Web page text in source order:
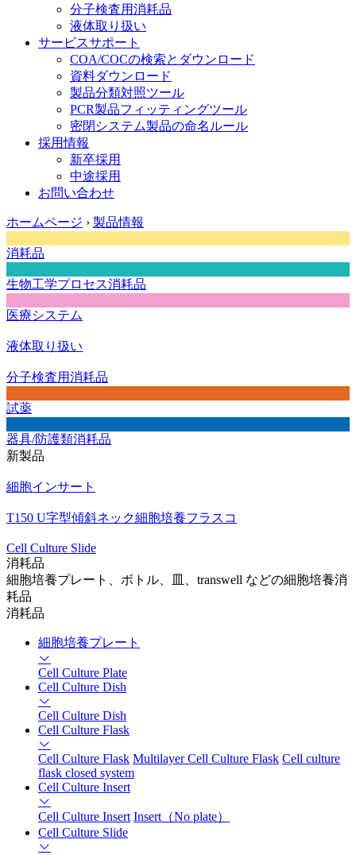
分子検査用消耗品
液体取り扱い
サービスサポート
COA/COCの検索とダウンロード
資料ダウンロード
製品分類対照ツール
PCR製品フィッティングツール
密閉システム製品の命名ルール
採用情報
新卒採用
中途採用
お問い合わせ
ホームページ › 製品情報
消耗品
生物工学プロセス消耗品
医療システム
液体取り扱い
分子検査用消耗品
試薬
器具/防護類消耗品
新製品
細胞インサート
T150 U字型傾斜ネック細胞培養フラスコ
Cell Culture Slide
消耗品
細胞培養プレート、ボトル、皿、transwell などの細胞培養消
耗品
消耗品
細胞培養プレート
Cell Culture Plate
Cell Culture Dish
Cell Culture Dish
Cell Culture Flask
Cell Culture Flask Multilayer Cell Culture Flask Cell culture
flask closed system
Cell Culture Insert
Cell Culture Insert Insert（No plate）
Cell Culture Slide